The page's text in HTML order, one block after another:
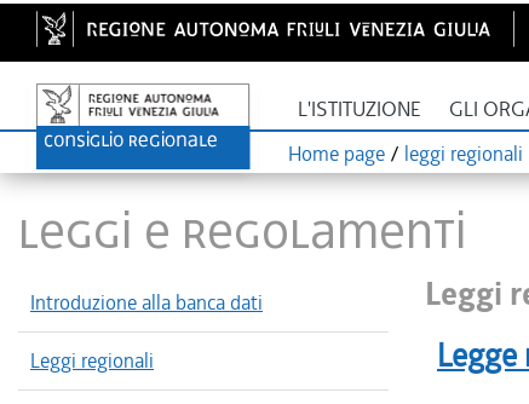
L'ISTITUZIONE GLI
Home page / leggi regionali
LEGGI E REGOLAMENTI
Introduzione alla banca dati
Leggi regionali
Leggi
Legge